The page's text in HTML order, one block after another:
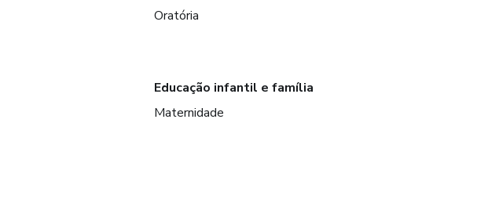
Oratória
Educação infantil e família
Maternidade